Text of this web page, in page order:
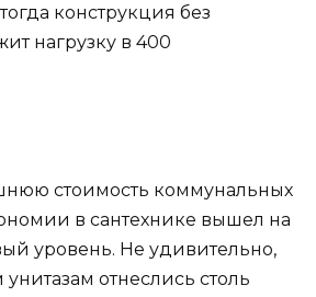
конструкция без
нагрузку в 400
стоимость коммунальных
в сантехнике вышел на
уровень. Не удивительно,
отнеслись столь